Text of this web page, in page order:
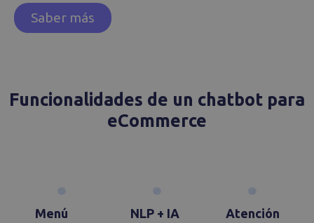
Saber más
Funcionalidades de un chatbot para
eCommerce
Menú
NLP + IA
Atención